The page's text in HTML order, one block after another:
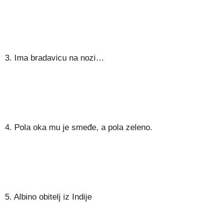
3. Ima bradavicu na nozi…
4. Pola oka mu je smeđe, a pola zeleno.
5. Albino obitelj iz Indije